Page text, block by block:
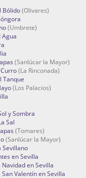
Bólido(Olivares)
(Umbrete)
(Sanlúcar la Mayor)
(La Rinconada)
Tanque
(Los Palacios)
y Sombra
Sal
(Tomares)
(Sanlúcar la Mayor)
Sevillano
en Sevilla
Navidad en Sevilla
Valentín en Sevilla